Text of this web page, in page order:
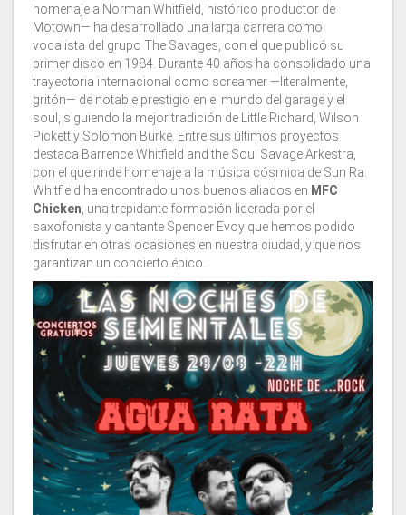
homenaje a Norman Whitfield, histórico productor de
Motown— ha desarrollado una larga carrera como
vocalista del grupo The Savages, con el que publicó su
primer disco en 1984. Durante 40 años ha consolidado una
trayectoria internacional como screamer —literalmente,
gritón— de notable prestigio en el mundo del garage y el
soul, siguiendo la mejor tradición de Little Richard, Wilson
Pickett y Solomon Burke. Entre sus últimos proyectos
destaca Barrence Whitfield and the Soul Savage Arkestra,
con el que rinde homenaje a la música cósmica de Sun Ra.
Whitfield ha encontrado unos buenos aliados en MFC
Chicken , una trepidante formación liderada por el
saxofonista y cantante Spencer Evoy que hemos podido
disfrutar en otras ocasiones en nuestra ciudad, y que nos
garantizan un concierto épico.